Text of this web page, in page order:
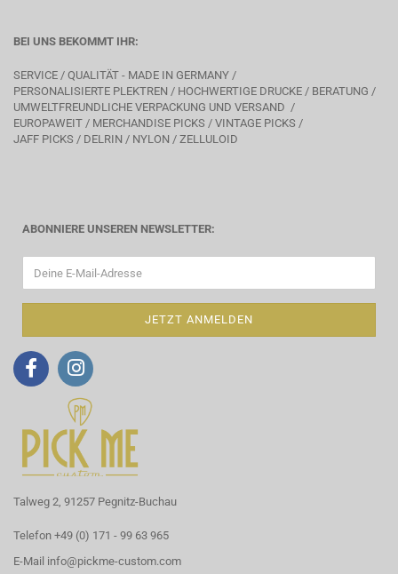
BEI UNS BEKOMMT IHR:
SERVICE / QUALITÄT - MADE IN GERMANY /
PERSONALISIERTE PLEKTREN / HOCHWERTIGE DRUCKE / BERATUNG /
UMWELTFREUNDLICHE VERPACKUNG UND VERSAND /
EUROPAWEIT / MERCHANDISE PICKS / VINTAGE PICKS /
JAFF PICKS / DELRIN / NYLON / ZELLULOID
ABONNIERE UNSEREN NEWSLETTER:
Talweg 2, 91257 Pegnitz-Buchau
Telefon +49 (0) 171 - 99 63 965
E-Mail info@pickme-custom.com